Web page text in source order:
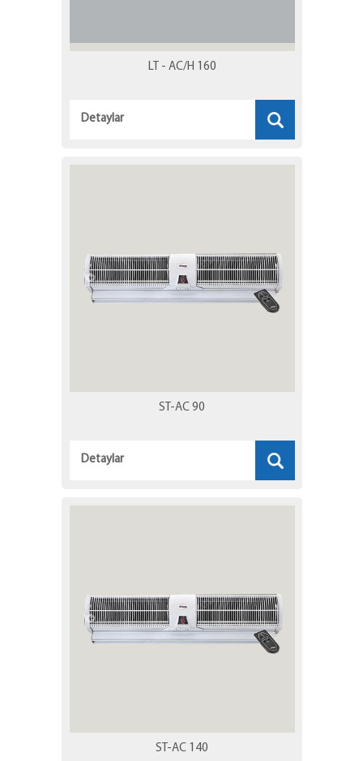
LT - AC/H 160
Detaylar
ST-AC 90
Detaylar
ST-AC 140